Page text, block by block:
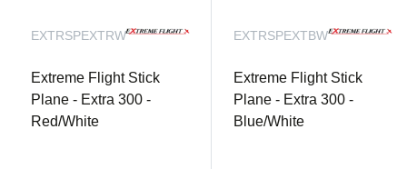
EXTRSPEXTRW
Extreme Flight Stick
Plane - Extra 300 -
Red/White
EXTRSPEXTBW
Extreme Flight Stick
Plane - Extra 300 -
Blue/White